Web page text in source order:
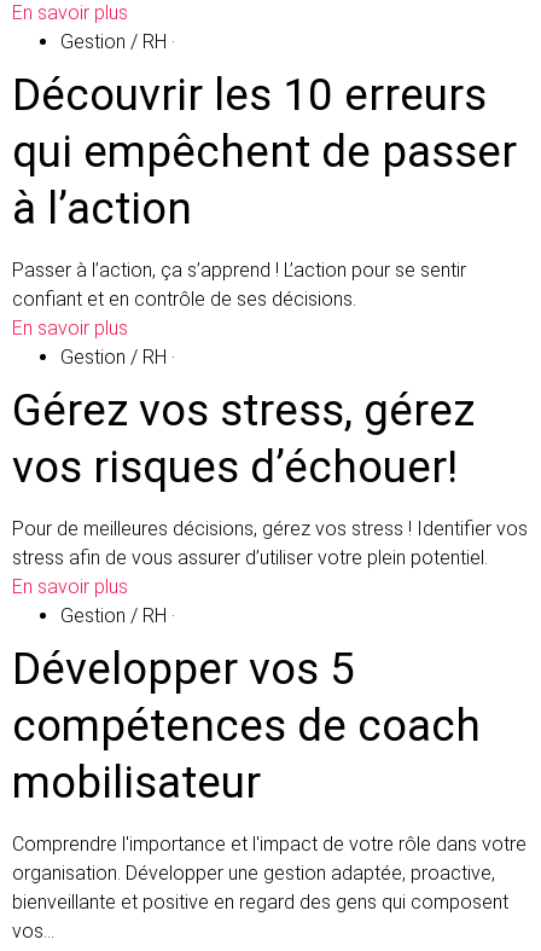
En savoir plus
Gestion / RH ·
Découvrir les 10 erreurs
qui empêchent de passer
à l’action
Passer à l’action, ça s’apprend ! L’action pour se sentir
confiant et en contrôle de ses décisions.
En savoir plus
Gestion / RH ·
Gérez vos stress, gérez
vos risques d’échouer!
Pour de meilleures décisions, gérez vos stress ! Identifier vos
stress afin de vous assurer d’utiliser votre plein potentiel.
En savoir plus
Gestion / RH ·
Développer vos 5
compétences de coach
mobilisateur
Comprendre l'importance et l'impact de votre rôle dans votre
organisation. Développer une gestion adaptée, proactive,
bienveillante et positive en regard des gens qui composent
vos…